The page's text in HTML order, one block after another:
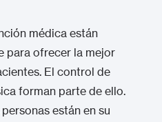
médica están
para ofrecer la mejor
El control de
forman parte de ello.
están en su